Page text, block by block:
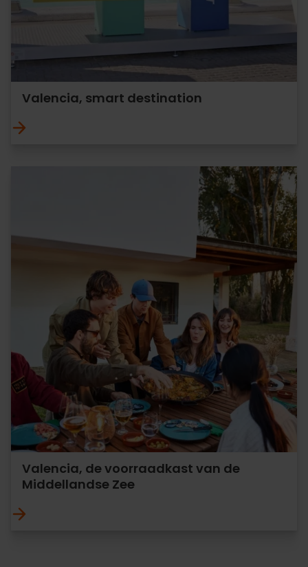
Valencia, smart destination
Valencia, de voorraadkast van de
Middellandse Zee